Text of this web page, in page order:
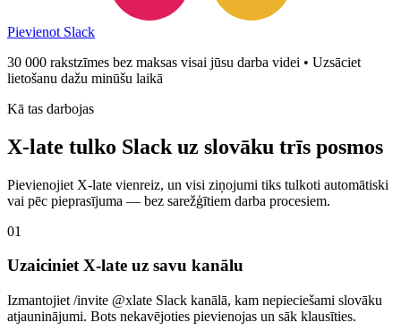
Pievienot Slack
30 000 rakstzīmes bez maksas visai jūsu darba videi • Uzsāciet
lietošanu dažu minūšu laikā
Kā tas darbojas
X-late tulko Slack uz slovāku trīs posmos
Pievienojiet X-late vienreiz, un visi ziņojumi tiks tulkoti automātiski
vai pēc pieprasījuma — bez sarežģītiem darba procesiem.
01
Uzaiciniet X-late uz savu kanālu
Izmantojiet /invite @xlate Slack kanālā, kam nepieciešami slovāku
atjauninājumi. Bots nekavējoties pievienojas un sāk klausīties.